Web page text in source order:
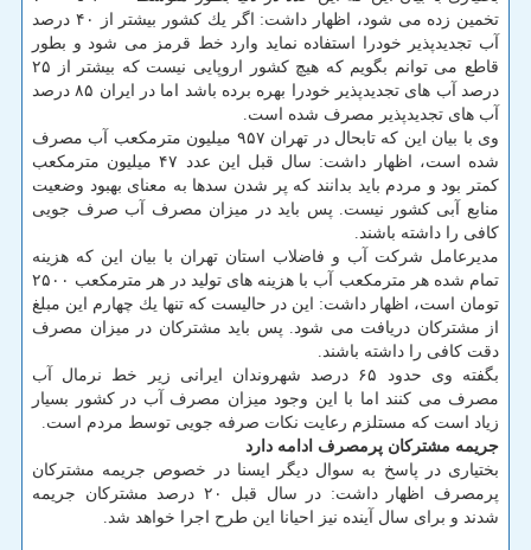
تخمین زده می شود، اظهار داشت: اگر یك كشور بیشتر از ۴۰ درصد
آب تجدیدپذیر خودرا استفاده نماید وارد خط قرمز می شود و بطور
قاطع می توانم بگویم كه هیچ كشور اروپایی نیست كه بیشتر از ۲۵
درصد آب های تجدیدپذیر خودرا بهره برده باشد اما در ایران ۸۵ درصد
آب های تجدیدپذیر مصرف شده است.
وی با بیان این كه تابحال در تهران ۹۵۷ میلیون مترمكعب آب مصرف
شده است، اظهار داشت: سال قبل این عدد ۴۷ میلیون مترمكعب
كمتر بود و مردم باید بدانند كه پر شدن سدها به معنای بهبود وضعیت
منابع آبی كشور نیست. پس باید در میزان مصرف آب صرف جویی
كافی را داشته باشند.
مدیرعامل شركت آب و فاضلاب استان تهران با بیان این كه هزینه
تمام شده هر مترمكعب آب با هزینه های تولید در هر مترمكعب ۲۵۰۰
تومان است، اظهار داشت: این در حالیست كه تنها یك چهارم این مبلغ
از مشتركان دریافت می شود. پس باید مشتركان در میزان مصرف
دقت كافی را داشته باشند.
بگفته وی حدود ۶۵ درصد شهروندان ایرانی زیر خط نرمال آب
مصرف می كنند اما با این وجود میزان مصرف آب در كشور بسیار
زیاد است كه مستلزم رعایت نكات صرفه جویی توسط مردم است.
جریمه مشتركان پرمصرف ادامه دارد
بختیاری در پاسخ به سوال دیگر ایسنا در خصوص جریمه مشتركان
پرمصرف اظهار داشت: در سال قبل ۲۰ درصد مشتركان جریمه
شدند و برای سال آینده نیز احیانا این طرح اجرا خواهد شد.